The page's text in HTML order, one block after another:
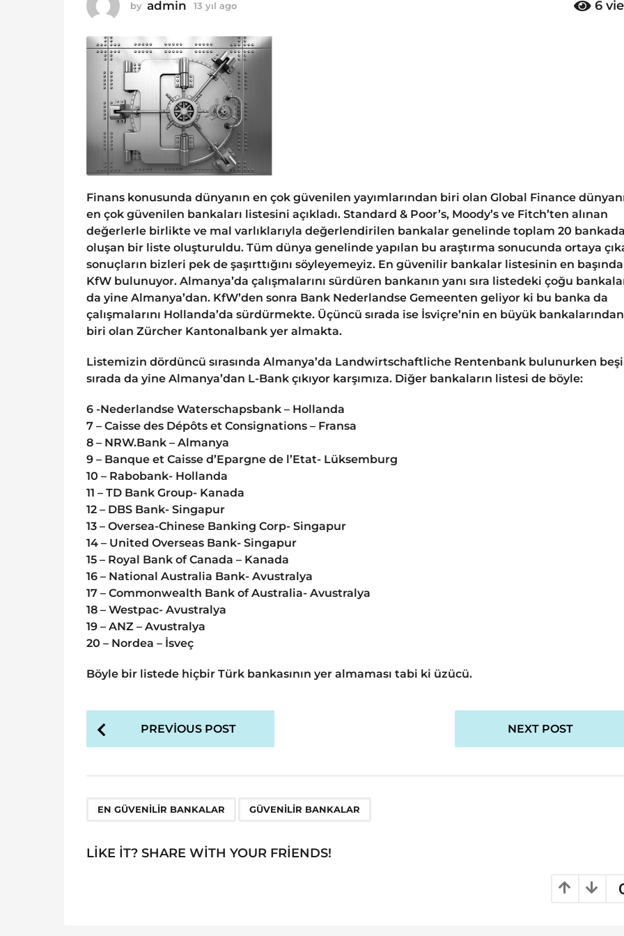
1
3
by admin 13 yıl ago
ı
l
a
g
o
6
Finans konusunda dünyanın en çok güvenilen yayımlarından biri olan Global Finance
en çok güvenilen bankaları listesini açıkladı. Standard & Poor’s, Moody’s ve Fitch’ten alınan
değerlerle birlikte ve mal varlıklarıyla değerlendirilen bankalar genelinde toplam 20
oluşan bir liste oluşturuldu. Tüm dünya genelinde yapılan bu araştırma sonucunda ortaya
sonuçların bizleri pek de şaşırttığını söyleyemeyiz. En güvenilir bankalar listesinin en başında
KfW bulunuyor. Almanya’da çalışmalarını sürdüren bankanın yanı sıra listedeki çoğu
da yine Almanya’dan. KfW’den sonra Bank Nederlandse Gemeenten geliyor ki bu banka da
çalışmalarını Hollanda’da sürdürmekte. Üçüncü sırada ise İsviçre’nin en büyük bankalarından
biri olan Zürcher Kantonalbank yer almakta.
Listemizin dördüncü sırasında Almanya’da Landwirtschaftliche Rentenbank bulunurken
sırada da yine Almanya’dan L-Bank çıkıyor karşımıza. Diğer bankaların listesi de böyle:
6 -Nederlandse Waterschapsbank – Hollanda
7 – Caisse des Dépôts et Consignations – Fransa
8 – NRW.Bank – Almanya
9 – Banque et Caisse d’Epargne de l’Etat- Lüksemburg
10 – Rabobank- Hollanda
11 – TD Bank Group- Kanada
12 – DBS Bank- Singapur
13 – Oversea-Chinese Banking Corp- Singapur
14 – United Overseas Bank- Singapur
15 – Royal Bank of Canada – Kanada
16 – National Australia Bank- Avustralya
17 – Commonwealth Bank of Australia- Avustralya
18 – Westpac- Avustralya
19 – ANZ – Avustralya
20 – Nordea – İsveç
Böyle bir listede hiçbir Türk bankasının yer almaması tabi ki üzücü.
P
o
P
g
PREVIOUS POST NEXT POST
EN GÜVENILIR BANKALAR GÜVENILIR BANKALAR
LIKE IT? SHARE WITH YOUR FRIENDS!